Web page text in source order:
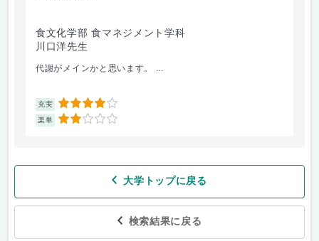
食文化学部 食マネジメント学科
川口洋先生
代謝がメインかと思います。 ...
充実 4
楽単 2
大学トップに戻る
検索結果に戻る